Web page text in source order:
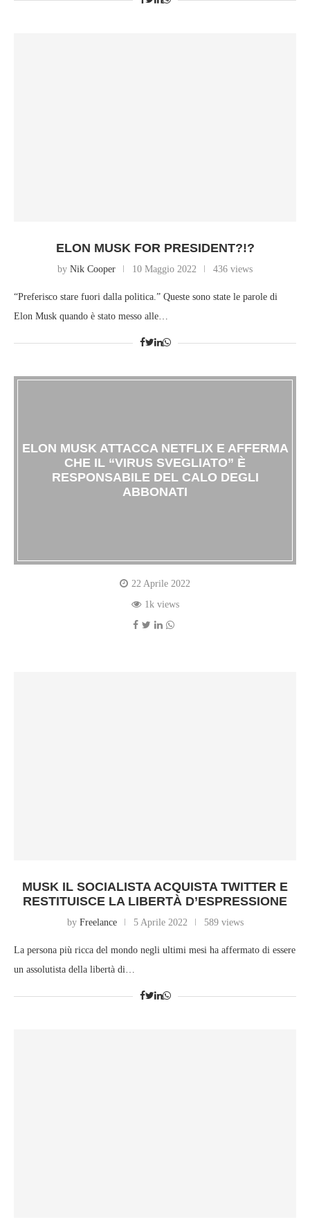
ELON MUSK FOR PRESIDENT?!?
by Nik Cooper 10 Maggio 2022 436 views
“Preferisco stare fuori dalla politica.” Queste sono state le parole di
Elon Musk quando è stato messo alle…
ELON MUSK ATTACCA NETFLIX E AFFERMA
CHE IL “VIRUS SVEGLIATO” È
RESPONSABILE DEL CALO DEGLI
ABBONATI
22 Aprile 2022
1k views
MUSK IL SOCIALISTA ACQUISTA TWITTER E
RESTITUISCE LA LIBERTÀ D’ESPRESSIONE
by Freelance 5 Aprile 2022 589 views
La persona più ricca del mondo negli ultimi mesi ha affermato di essere
un assolutista della libertà di…